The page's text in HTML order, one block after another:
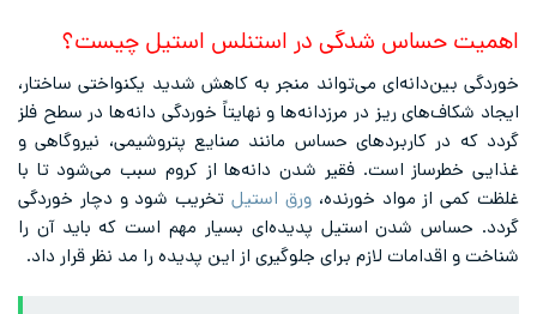
اهمیت حساس شدگی در استنلس استیل چیست؟
خوردگی بین‌دانه‌ای می‌تواند منجر به کاهش شدید یکنواختی ساختار،
ایجاد شکاف‌های ریز در مرزدانه‌ها و نهایتاً خوردگی دانه‌ها در سطح فلز
گردد که در کاربردهای حساس مانند صنایع پتروشیمی، نیروگاهی و
غذایی خطرساز است. فقیر شدن دانه‌ها از کروم سبب می‌شود تا با
غلظت کمی از مواد خورنده،ورق استیلتخریب شود و دچار خوردگی
گردد. حساس شدن استیل پدیده‌ای بسیار مهم است که باید آن را
شناخت و اقدامات لازم برای جلوگیری از این پدیده را مد نظر قرار داد.